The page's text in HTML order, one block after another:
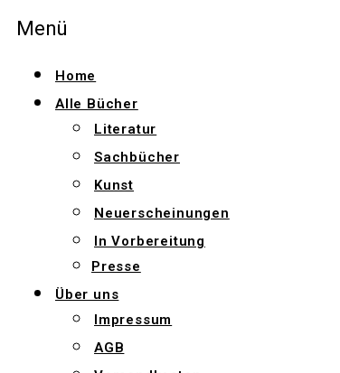
Menü
Home
Alle Bücher
Literatur
Sachbücher
Kunst
Neuerscheinungen
In Vorbereitung
Presse
Über uns
Impressum
AGB